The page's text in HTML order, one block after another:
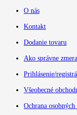
O nás
Kontakt
Dodanie tovaru
Ako správne
Prihlásenie/
Všeobecné
Ochrana